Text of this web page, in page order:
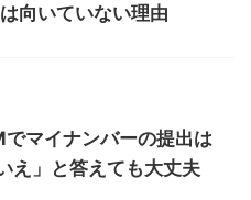
向いていない理由
でマイナンバーの提出は
え」と答えても大丈夫